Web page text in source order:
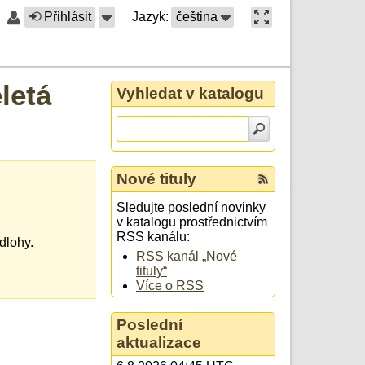
Přihlásit Jazyk: čeština
Vyhledat v katalogu
Nové tituly
Sledujte poslední novinky
v katalogu prostřednictvím
RSS kanálu:
RSS kanál „Nové
tituly“
Více o RSS
Poslední
aktualizace